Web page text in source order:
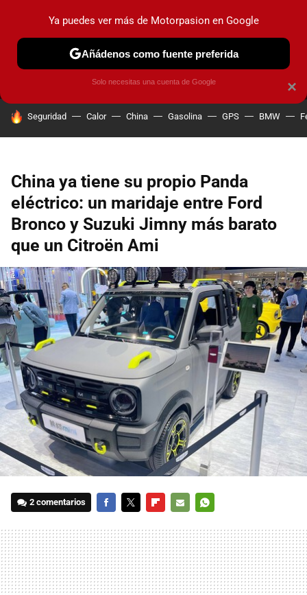
MENÚ NUEVO
COCHES ELÉCTRICOS OBSERVATORIO
HOY SE HABLA DE
Seguridad Calor China Gasolina GPS BMW
China ya tiene su propio Panda
eléctrico: un maridaje entre Ford
Bronco y Suzuki Jimny más barato
que un Citroën Ami
2 comentarios
MAIL
×
Ya puedes ver más de Motorpasion en Google
Añádenos como fuente preferida
Solo necesitas una cuenta de Google